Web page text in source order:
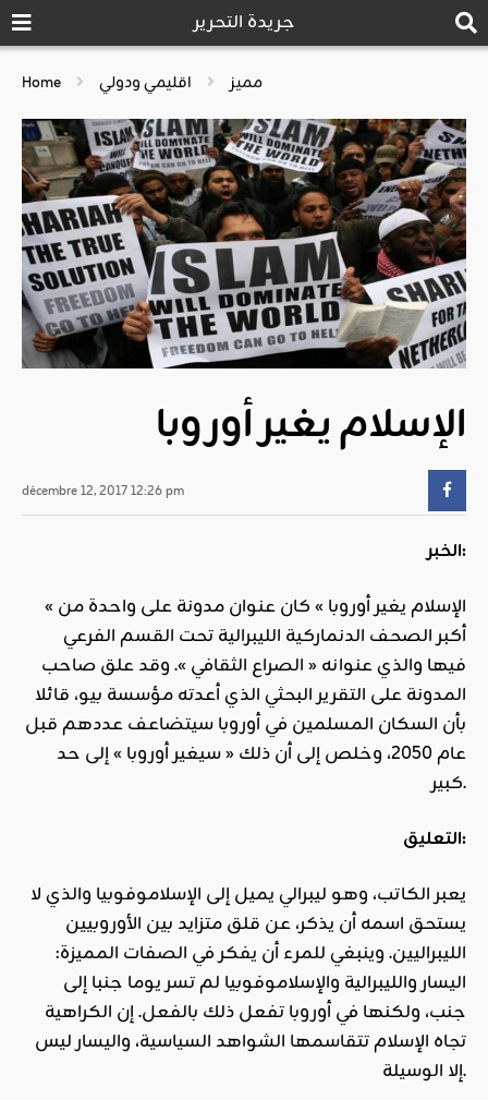
جريدة التحرير
Home مميز اقليمي ودولي
الإسلام يغير أوروبا
décembre 12, 2017 12:26 pm
الخبر:
« الإسلام يغير أوروبا » كان عنوان مدونة على واحدة من
أكبر الصحف الدنماركية الليبرالية تحت القسم الفرعي
فيها والذي عنوانه « الصراع الثقافي ». وقد علق صاحب
المدونة على التقرير البحثي الذي أعدته مؤسسة بيو، قائلا
بأن السكان المسلمين في أوروبا سيتضاعف عددهم قبل
عام 2050، وخلص إلى أن ذلك « سيغير أوروبا » إلى حد
كبير.
التعليق:
يعبر الكاتب، وهو ليبرالي يميل إلى الإسلاموفوبيا والذي لا
يستحق اسمه أن يذكر، عن قلق متزايد بين الأوروبيين
الليبراليين. وينبغي للمرء أن يفكر في الصفات المميزة:
اليسار والليبرالية والإسلاموفوبيا لم تسر يوما جنبا إلى
جنب، ولكنها في أوروبا تفعل ذلك بالفعل. إن الكراهية
تجاه الإسلام تتقاسمها الشواهد السياسية، واليسار ليس
إلا الوسيلة.